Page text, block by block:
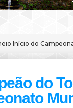
Início do
do